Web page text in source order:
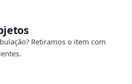
Retiramos o item com